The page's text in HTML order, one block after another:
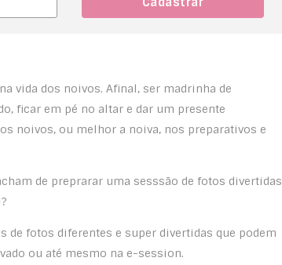
vida dos noivos. Afinal, ser madrinha de
ficar em pé no altar e dar um presente
noivos, ou melhor a noiva, nos preparativos e
de preprarar uma sesssão de fotos divertidas
de fotos diferentes e super divertidas que podem
ou até mesmo na e-session.